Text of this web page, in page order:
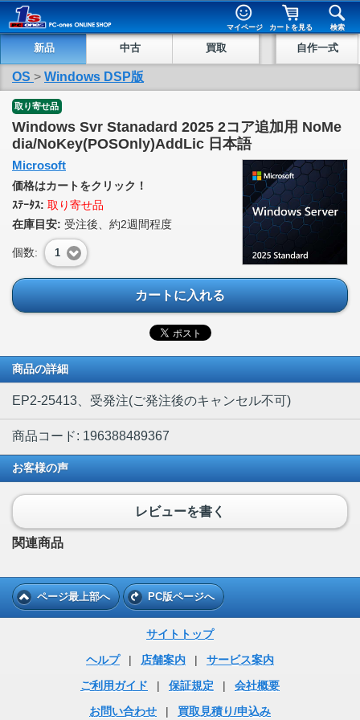
マイページ カートを見る 検索
新品 中古 買取 自作一式
OS > Windows DSP版
取り寄せ品
Windows Svr Stanadard 2025 2コア追加用 NoMe
dia/NoKey(POSOnly)AddLic 日本語
Microsoft
価格はカートをクリック！
ｽﾃｰﾀｽ: 取り寄せ品
在庫目安: 受注後、約2週間程度
個数: 1
カートに入れる
商品の詳細
EP2-25413、受発注(ご発注後のキャンセル不可)
商品コード: 196388489367
お客様の声
レビューを書く
関連商品
ページ最上部へ PC版ページへ
サイトトップ
ヘルプ
| 店舗案内 |
サービス案内
ご利用ガイド
| 保証規定 |
会社概要
お問い合わせ
| 買取見積り/申込み